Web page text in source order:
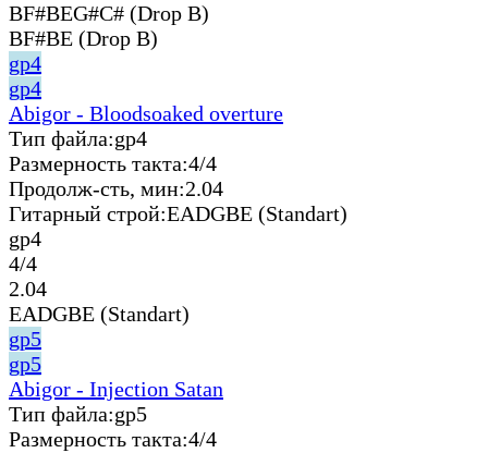
BF#BEG#C# (Drop B)
BF#BE (Drop B)
gp4
gp4
Abigor - Bloodsoaked overture
Тип файла:gp4
Размерность такта:4/4
Продолж-сть, мин:2.04
Гитарный строй:EADGBE (Standart)
gp4
4/4
2.04
EADGBE (Standart)
gp5
gp5
Abigor - Injection Satan
Тип файла:gp5
Размерность такта:4/4